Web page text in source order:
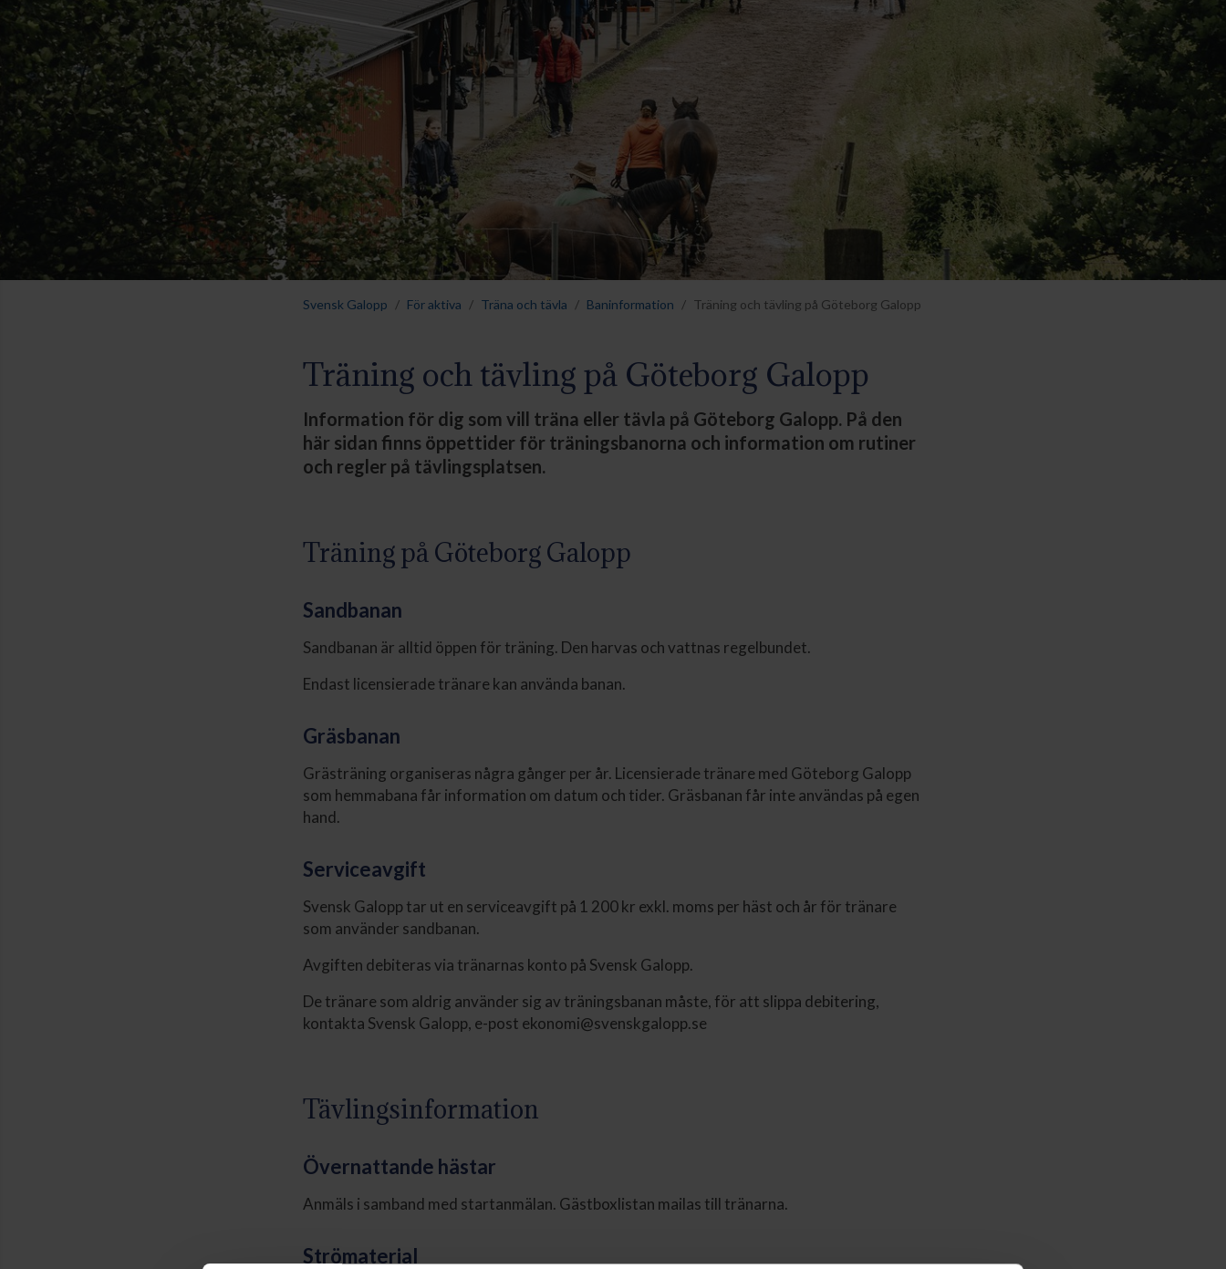
Svensk Galopp För aktiva Träna och tävla Baninformation Träning och tävling på Göteborg Galopp
Träning och tävling på Göteborg Galopp
Information för dig som vill träna eller tävla på Göteborg Galopp. På den
här sidan finns öppettider för träningsbanorna och information om rutiner
och regler på tävlingsplatsen.
Träning på Göteborg Galopp
Sandbanan
Sandbanan är alltid öppen för träning. Den harvas och vattnas regelbundet.
Endast licensierade tränare kan använda banan.
Gräsbanan
Grästräning organiseras några gånger per år. Licensierade tränare med Göteborg Galopp
som hemmabana får information om datum och tider. Gräsbanan får inte användas på egen
hand.
Serviceavgift
Svensk Galopp tar ut en serviceavgift på 1 200 kr exkl. moms per häst och år för tränare
som använder sandbanan.
Avgiften debiteras via tränarnas konto på Svensk Galopp.
De tränare som aldrig använder sig av träningsbanan måste, för att slippa debitering,
kontakta Svensk Galopp, e-post ekonomi@svenskgalopp.se
Tävlingsinformation
Övernattande hästar
Anmäls i samband med startanmälan. Gästboxlistan mailas till tränarna.
Strömaterial